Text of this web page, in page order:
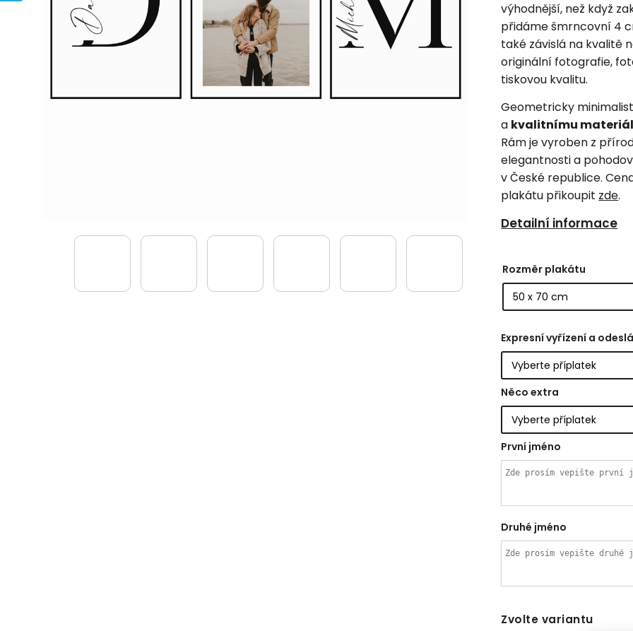
výhodnější, než když
přidáme šmrncovní 4
také závislá na kvalitě
originální fotografie,
tiskovou kvalitu.
Geometricky
a kvalitnímu
Rám je vyroben z
elegantnosti a
v České republice.
plakátu přikoupit zde.
Detailní informace
Rozměr plakátu
Expresní vyřízení a
Něco extra
První jméno
Druhé jméno
Zvolte variantu